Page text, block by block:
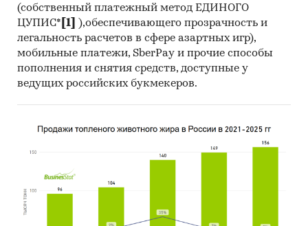
Отчет отражает мнение авторов и не является
инвестиционной рекомендацией
Категории: Потребительские товары / ... /
Консервы / Рыбные консервы
Россия
(собственный платежный метод ЕДИНОГО
ЦУПИС* [1]
),обеспечивающего прозрачность и
легальность расчетов в сфере азартных игр),
мобильные платежи, SberPay и прочие способы
пополнения и снятия средств, доступные у
ведущих российских букмекеров.